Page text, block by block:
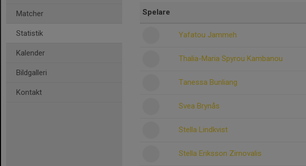
Matcher
Statistik
Kalender
Bildgalleri
Kontakt
Spelare
Yafatou Jammeh
Thalia-Maria Spyrou Kambanou
Tanessa Bunliang
Svea Brynås
Stella Lindkvist
Stella Eriksson Zirnovalis